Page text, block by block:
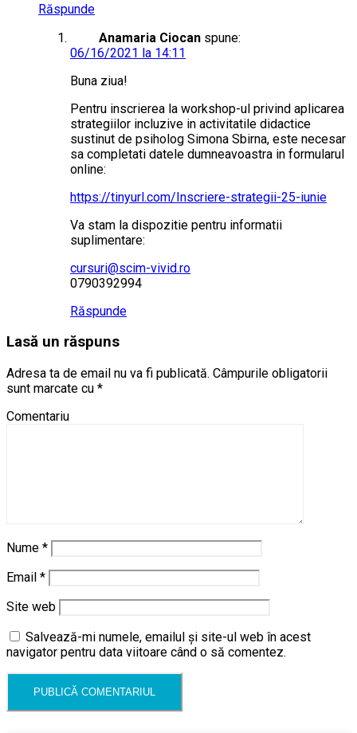
Răspunde
Anamaria Ciocan spune:
06/16/2021 la 14:11
Buna ziua!
Pentru inscrierea la workshop-ul privind aplicarea
strategiilor incluzive in activitatile didactice
sustinut de psiholog Simona Sbirna, este necesar
sa completati datele dumneavoastra in formularul
online:
https://tinyurl.com/Inscriere-strategii-25-iunie
Va stam la dispozitie pentru informatii
suplimentare:
cursuri@scim-vivid.ro
0790392994
Răspunde
Lasă un răspuns
Adresa ta de email nu va fi publicată. Câmpurile obligatorii
sunt marcate cu *
Comentariu
Nume *
Email *
Site web
Salvează-mi numele, emailul și site-ul web în acest
navigator pentru data viitoare când o să comentez.